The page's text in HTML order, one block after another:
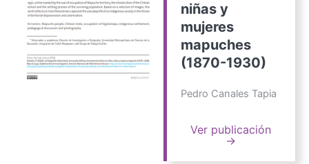
niñas y
mujeres
mapuches
(1870-1930)
Pedro Canales Tapia
Ver publicación
→